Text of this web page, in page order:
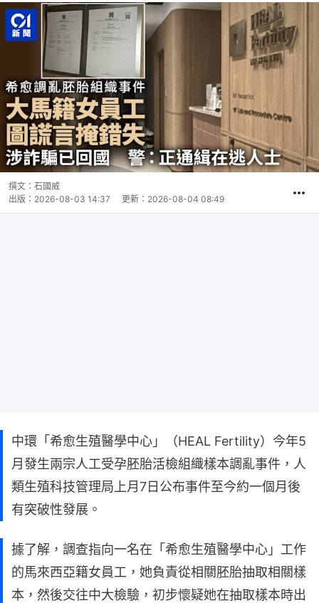
撰文： 石國威
出版： 2026-08-03 14:37 更新： 2026-08-04 08:49
中環「希愈生殖醫學中心」（HEAL Fertility）今年5
月發生兩宗人工受孕胚胎活檢組織樣本調亂事件，人
類生殖科技管理局上月7日公布事件至今約一個月後
有突破性發展。
據了解，調查指向一名在「希愈生殖醫學中心」工作
的馬來西亞籍女員工，她負責從相關胚胎抽取相關樣
本，然後交往中大檢驗，初步懷疑她在抽取樣本時出